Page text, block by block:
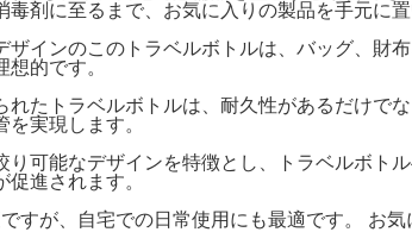
剤に至るまで、お気に入りの製品を手元に置
インのこのトラベルボトルは、バッグ、
的です。
たトラベルボトルは、耐久性があるだけで
実現します。
可能なデザインを特徴とし、トラベルボト
進されます。
すが、自宅での日常使用にも最適です。 お